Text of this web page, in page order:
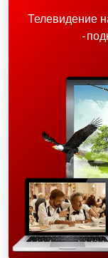
Телевидение
-